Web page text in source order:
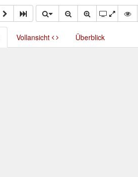
Vollansicht Überblick